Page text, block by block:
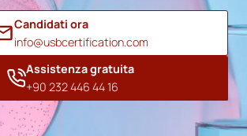
Candidati ora
info@usbcertification.com
Assistenza gratuita
+90 232 446 44 16